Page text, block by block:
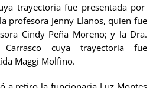
trayectoria fue presentada por
profesora Jenny Llanos, quien fue
Cindy Peña Moreno; y la Dra.
cuya trayectoria fue
Maggi Molfino.